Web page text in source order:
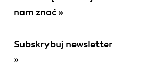
Creating the scale-out rule
Deployment with Slots
App Service Deployments
nam znać »
Subskrybuj newsletter
»